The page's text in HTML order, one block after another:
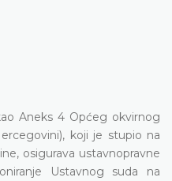
Aneks 4 Općeg okvirnog
koji je stupio na
osigurava ustavnopravne
Ustavnog suda na